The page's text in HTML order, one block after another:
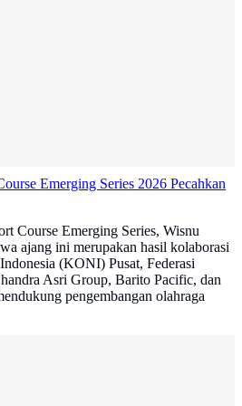
Emerging Series 2026 Pecahkan
Course Emerging Series, Wisnu
ajang ini merupakan hasil kolaborasi
(KONI) Pusat, Federasi
Asri Group, Barito Pacific, dan
pengembangan olahraga